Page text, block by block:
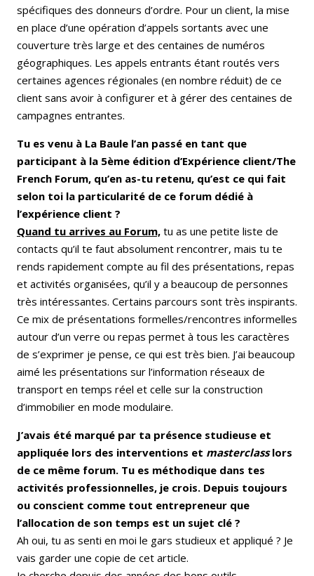
spécifiques des donneurs d’ordre. Pour un client, la mise
en place d’une opération d’appels sortants avec une
couverture très large et des centaines de numéros
géographiques. Les appels entrants étant routés vers
certaines agences régionales (en nombre réduit) de ce
client sans avoir à configurer et à gérer des centaines de
campagnes entrantes.
Tu es venu à La Baule l’an passé en tant que
participant à la 5ème édition d’Expérience client/The
French Forum, qu’en as-tu retenu, qu’est ce qui fait
selon toi la particularité de ce forum dédié à
l’expérience client ?
Quand tu arrives au Forum, tu as une petite liste de
contacts qu’il te faut absolument rencontrer, mais tu te
rends rapidement compte au fil des présentations, repas
et activités organisées, qu’il y a beaucoup de personnes
très intéressantes. Certains parcours sont très inspirants.
Ce mix de présentations formelles/rencontres informelles
autour d’un verre ou repas permet à tous les caractères
de s’exprimer je pense, ce qui est très bien. J’ai beaucoup
aimé les présentations sur l’information réseaux de
transport en temps réel et celle sur la construction
d’immobilier en mode modulaire.
J’avais été marqué par ta présence studieuse et
appliquée lors des interventions et masterclasslors
de ce même forum. Tu es méthodique dans tes
activités professionnelles, je crois. Depuis toujours
ou conscient comme tout entrepreneur que
l’allocation de son temps est un sujet clé ?
Ah oui, tu as senti en moi le gars studieux et appliqué ? Je
vais garder une copie de cet article.